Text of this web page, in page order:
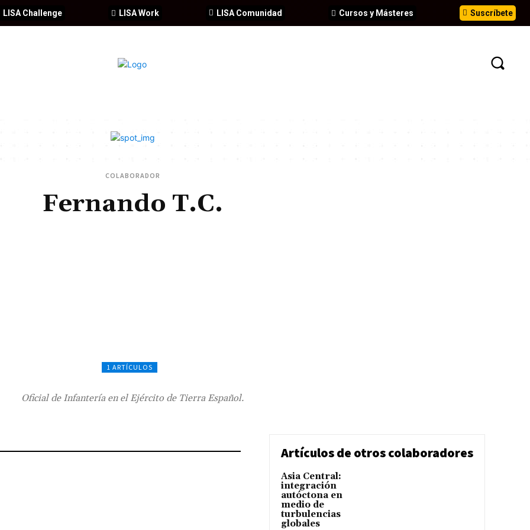
Suscríbete
Cursos y Másteres
LISA Comunidad
LISA Work
LISA Challenge
COLABORADOR
Fernando T.C.
1 ARTÍCULOS
Oficial de Infantería en el Ejército de Tierra Español.
Artículos de otros colaboradores
Asia Central:
integración
autóctona en
medio de
turbulencias
globales